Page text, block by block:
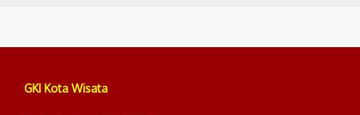
GKI Kota Wisata